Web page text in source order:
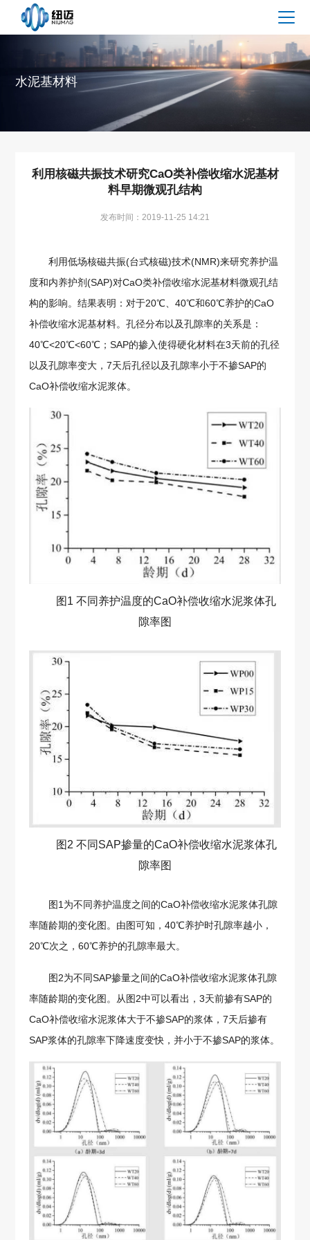
水泥基材料
利用核磁共振技术研究CaO类补偿收缩水泥基材
料早期微观孔结构
发布时间：2019-11-25 14:21
利用低场核磁共振(台式核磁)技术(NMR)来研究养护温
度和内养护剂(SAP)对CaO类补偿收缩水泥基材料微观孔结
构的影响。结果表明：对于20℃、40℃和60℃养护的CaO
补偿收缩水泥基材料。孔径分布以及孔隙率的关系是：
40℃<20℃<60℃；SAP的掺入使得硬化材料在3天前的孔径
以及孔隙率变大，7天后孔径以及孔隙率小于不掺SAP的
CaO补偿收缩水泥浆体。
图1 不同养护温度的CaO补偿收缩水泥浆体孔
隙率图
图2 不同SAP掺量的CaO补偿收缩水泥浆体孔
隙率图
图1为不同养护温度之间的CaO补偿收缩水泥浆体孔隙
率随龄期的变化图。由图可知，40℃养护时孔隙率越小，
20℃次之，60℃养护的孔隙率最大。
图2为不同SAP掺量之间的CaO补偿收缩水泥浆体孔隙
率随龄期的变化图。从图2中可以看出，3天前掺有SAP的
CaO补偿收缩水泥浆体大于不掺SAP的浆体，7天后掺有
SAP浆体的孔隙率下降速度变快，并小于不掺SAP的浆体。